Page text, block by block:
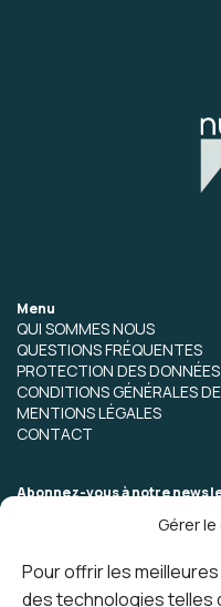
Gérer
Pour offrir les
des technologies telles
Menu
QUI SOMMES NOUS
QUESTIONS FRÉQUENTES
PROTECTION DES DONNÉES
CONDITIONS GÉNÉRALES
MENTIONS LÉGALES
CONTACT
Abonnez-vous à notre